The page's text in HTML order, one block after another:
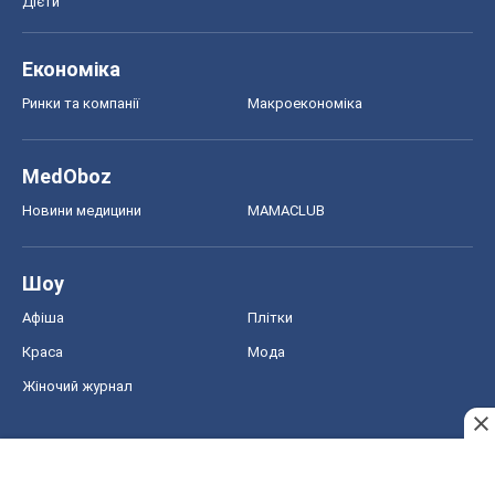
Економіка
Ринки та компанії Макроекономіка
MedOboz
Новини медицини MAMACLUB
Шоу
Афіша Плітки
Краса Мода
Жіночий журнал